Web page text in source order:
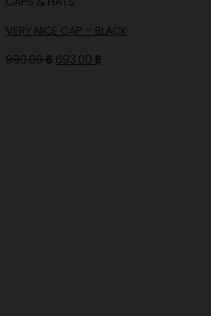
VERY NICE CAP – BLACK
990.00฿ Original
693.00 ฿